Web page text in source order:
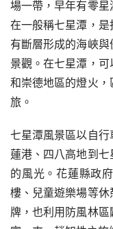
場一帶，早年有零
在一般稱七星潭，是
有斷層形成的海峽
景觀。在七星潭，
和崇德地區的燈火，
旅。
七星潭風景區以自
蓮港、四八高地到七
的風光。花蓮縣政
樓、兒童遊樂場等
牌，也利用防風林